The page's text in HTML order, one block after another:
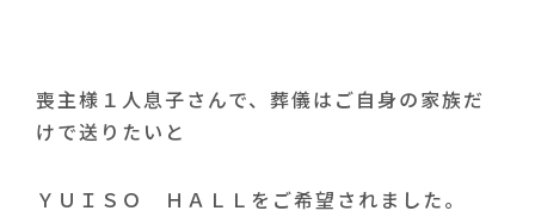
喪主様１人息子さんで、葬儀はご自身の家族だ
けで送りたいと
ＹＵＩＳＯ ＨＡＬＬをご希望されました。